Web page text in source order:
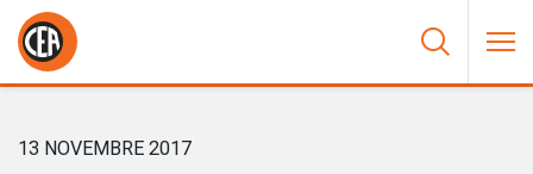
Aller au contenu
HOME/
DANS VOTRE ENTREPÔT SI VOUS VENDEZ DES MACHINES
INDUSTRIELLES
13 NOVEMBRE 2017